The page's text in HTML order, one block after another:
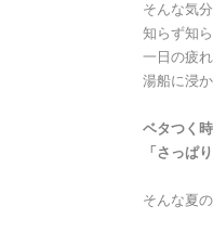
そんな気
知らず知
一日の疲
湯船に浸
ベタつく
「さっぱ
そんな夏